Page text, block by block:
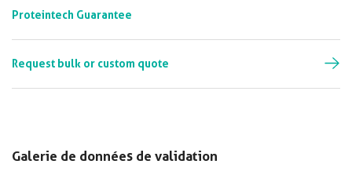
Galerie de données de validation
Proteintech Guarantee
Request bulk or custom quote